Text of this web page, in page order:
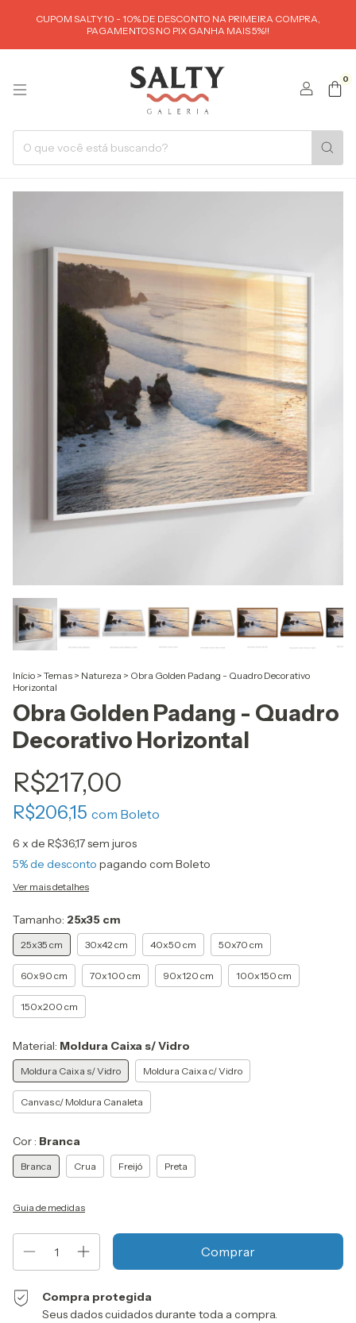
CUPOM SALTY10 - 10% DE DESCONTO NA PRIMEIRA COMPRA,
PAGAMENTOS NO PIX GANHA MAIS 5%!!
0
Início > Temas > Natureza > Obra Golden Padang - Quadro Decorativo
Horizontal
Obra Golden Padang - Quadro
Decorativo Horizontal
R$217,00
R$206,15 com Boleto
6 x de R$36,17sem juros
5% de desconto pagando com Boleto
Ver mais detalhes
Tamanho: 25x35 cm
25x35 cm 30x42 cm 40x50 cm 50x70 cm
60x90 cm 70x100 cm 90x120 cm 100x150 cm
150x200 cm
Material: Moldura Caixa s/ Vidro
Moldura Caixa s/ Vidro Moldura Caixa c/ Vidro
Canvas c/ Moldura Canaleta
Cor : Branca
Branca Crua Freijó Preta
Guia de medidas
Compra protegida
Seus dados cuidados durante toda a compra.